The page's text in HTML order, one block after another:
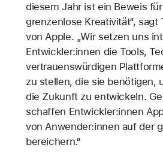
diesem Jahr ist ein Beweis
grenzenlose Kreativität“, sagt
von Apple. „Wir setzen uns
Entwickler:innen die Tools,
vertrauenswürdigen
zu stellen, die sie benötigen,
die Zukunft zu entwickeln.
schaffen Entwickler:innen
von Anwender:innen auf der
bereichern.“